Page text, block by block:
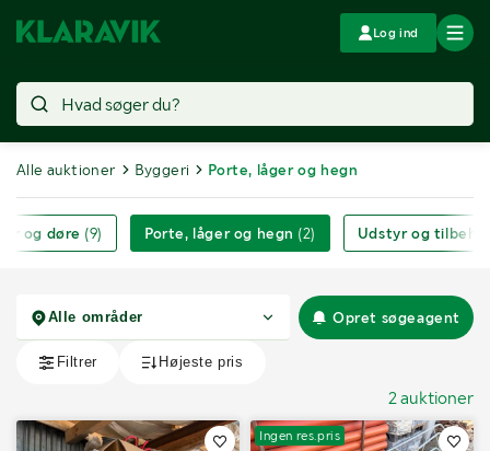
Log ind
Alle auktioner Byggeri Porte, låger og hegn
og døre (9) Porte, låger og hegn (2) Udstyr og
Opret søgeagent
2 auktioner
Ingen res.pris